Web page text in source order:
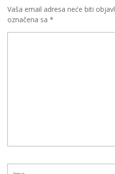
Vaša email adresa neće biti
označena sa *